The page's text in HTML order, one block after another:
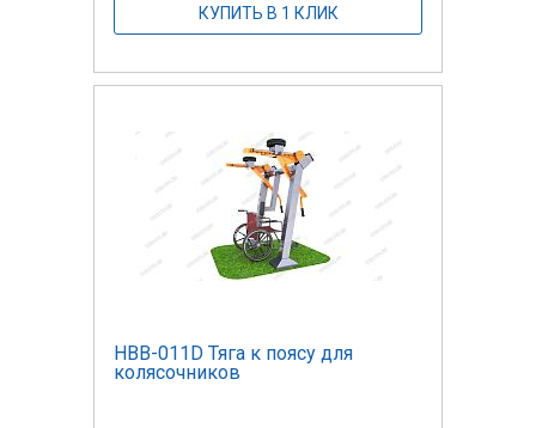
КУПИТЬ В 1 КЛИК
НВВ-011D Тяга к поясу для
колясочников